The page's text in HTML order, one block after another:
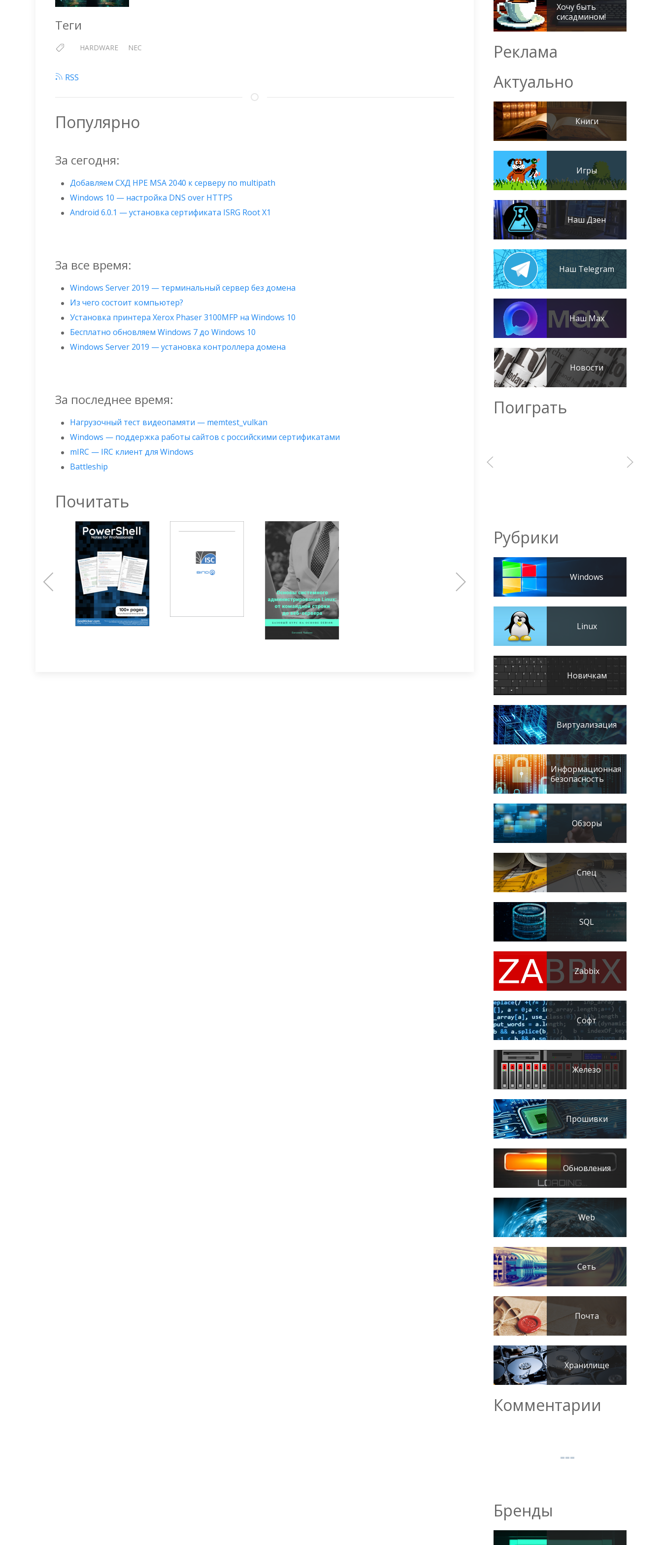
Теги
HARDWARE NEC
RSS
Популярно
За сегодня:
Добавляем СХД HPE MSA 2040 к серверу по multipath
Windows 10 — настройка DNS over HTTPS
Android 6.0.1 — установка сертификата ISRG Root X1
За все время:
Windows Server 2019 — терминальный сервер без домена
Из чего состоит компьютер?
Установка принтера Xerox Phaser 3100MFP на Windows 10
Бесплатно обновляем Windows 7 до Windows 10
Windows Server 2019 — установка контроллера домена
За последнее время:
Нагрузочный тест видеопамяти — memtest_vulkan
Windows — поддержка работы сайтов с российскими сертификатами
mIRC — IRC клиент для Windows
Battleship
Почитать
Хочу быть
сисадмином!
Реклама
Актуально
Книги
Игры
Наш Дзен
Наш Telegram
Наш Max
Новости
Поиграть
Рубрики
Windows
Linux
Новичкам
Виртуализация
Информационная
безопасность
Обзоры
Спец
SQL
Zabbix
Софт
Железо
Прошивки
Обновления
Web
Сеть
Почта
Хранилище
Комментарии
Бренды